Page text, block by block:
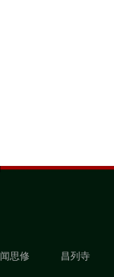
闻思修 昌列寺